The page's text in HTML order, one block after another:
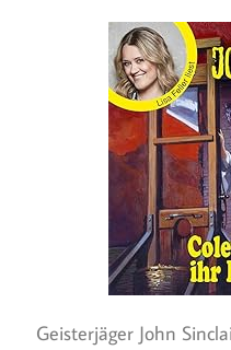
Geisterjäger John